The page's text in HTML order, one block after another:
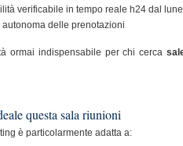
verificabile in tempo reale h24 dal
autonoma delle prenotazioni
ormai indispensabile per chi cerca
questa sala riunioni
è particolarmente adatta a: